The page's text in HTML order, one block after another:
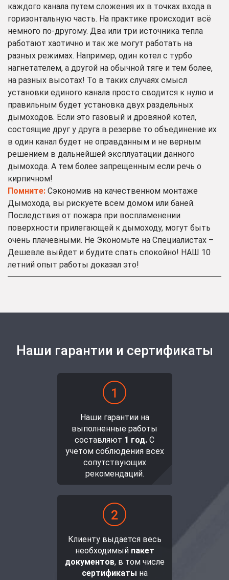
каждого канала путем сложения их в точках входа в
горизонтальную часть. На практике происходит всё
немного по-другому. Два или три источника тепла
работают хаотично и так же могут работать на
разных режимах. Например, один котел с турбо
нагнетателем, а другой на обычной тяге и тем более,
на разных высотах! То в таких случаях смысл
установки единого канала просто сводится к нулю и
правильным будет установка двух раздельных
дымоходов. Если это газовый и дровяной котел,
состоящие друг у друга в резерве то объединение их
в один канал будет не оправданным и не верным
решением в дальнейшей эксплуатации данного
дымохода. А тем более запрещенным если речь о
кирпичном!
Помните: Сэкономив на качественном монтаже
Дымохода, вы рискуете всем домом или баней.
Последствия от пожара при воспламенении
поверхности прилегающей к дымоходу, могут быть
очень плачевными. Не Экономьте на Специалистах –
Дешевле выйдет и будите спать спокойно! НАШ 10
летний опыт работы доказал это!
Наши гарантии и сертификаты
Наши гарантии на
выполненные работы
составляют 1 год. С
учетом соблюдения всех
сопутствующих
рекомендаций.
Клиенту выдается весь
необходимый пакет
документов, в том числе
сертификаты на